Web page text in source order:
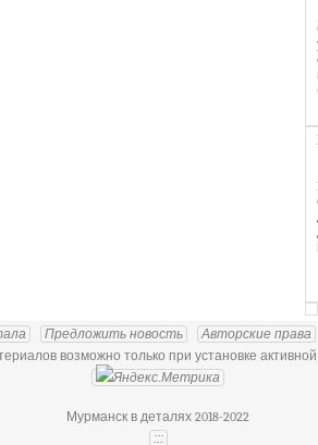
Предложить новость Авторские права
возможно только при установке активной
Мурманск в деталях 2018-2022
:::